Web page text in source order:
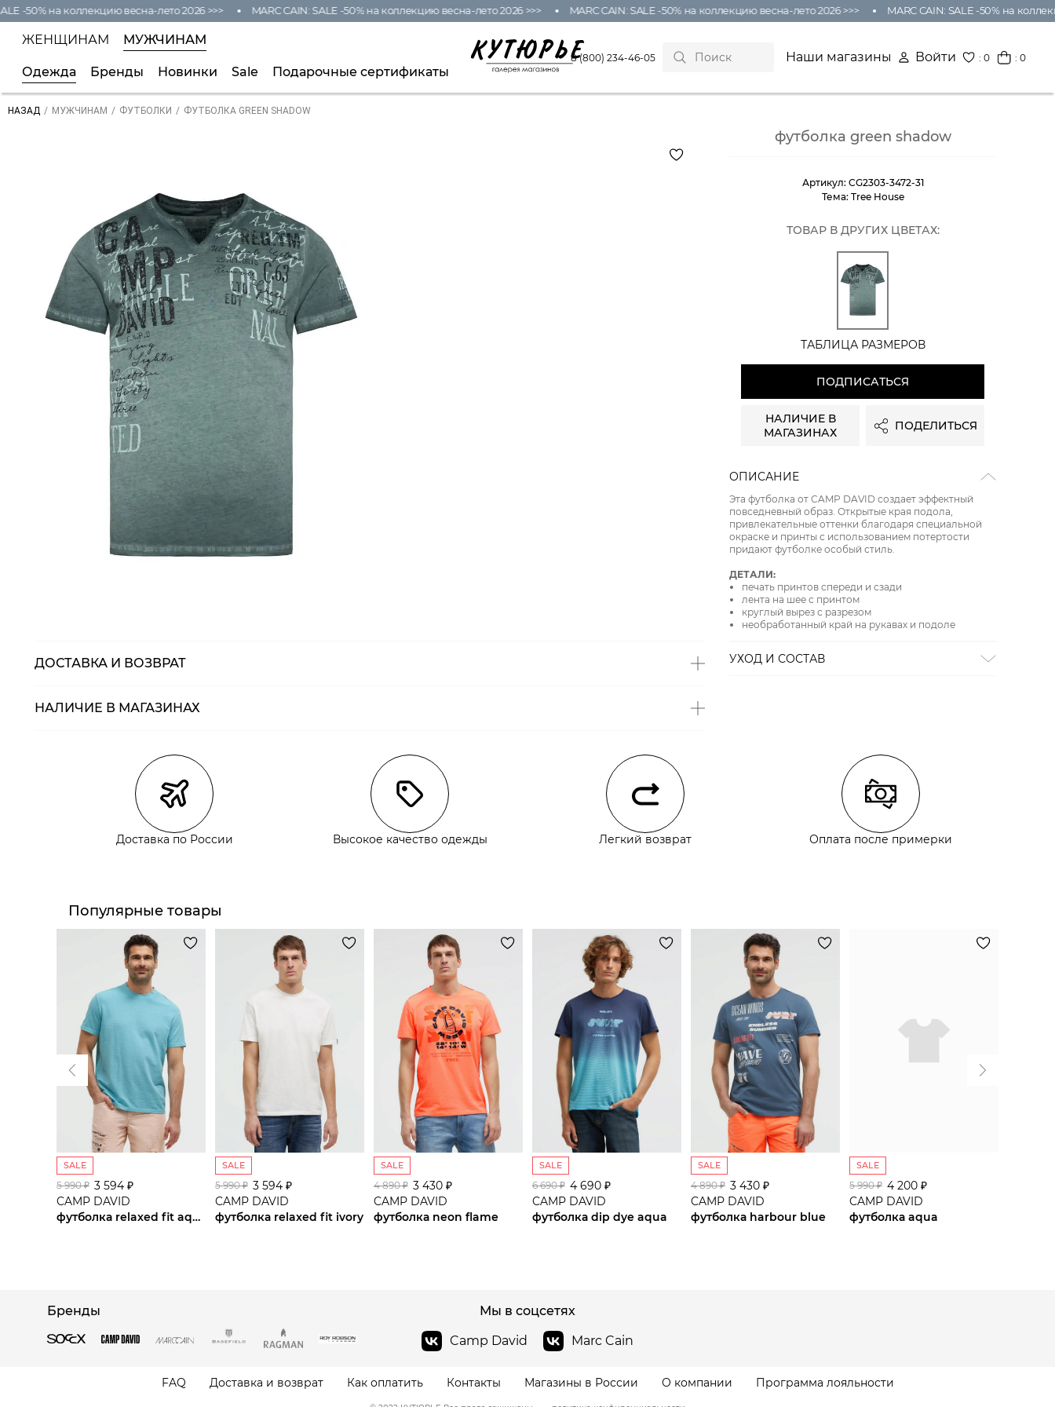
-50% на коллекцию весна-лето 2026 >>> MARC CAIN: SALE -50% на коллекцию весна-лето 2026 >>> MARC CAIN: SALE -50% на коллекцию весна-лето 2026 >>> MARC CAIN: SALE -50% на
ЖЕНЩИНАМ МУЖЧИНАМ
Одежда Бренды Новинки Sale Подарочные сертификаты
8 (800) 234-46-05 Наши магазины Войти :0 : 0
НАЗАД / МУЖЧИНАМ / ФУТБОЛКИ / ФУТБОЛКА GREEN SHADOW
ДОСТАВКА И ВОЗВРАТ
Курьерская доставка СДЭК
Самовывоз из пункта выдачи СДЭК
Самовывоз из наших магазинов
сайте СДЭК
НАЛИЧИЕ В МАГАЗИНАХ
футболка green shadow
Артикул: CG2303-3472-31
Тема: Tree House
ТОВАР В ДРУГИХ ЦВЕТАХ:
ТАБЛИЦА РАЗМЕРОВ
ПОДПИСАТЬСЯ
НАЛИЧИЕ В
МАГАЗИНАХ
ПОДЕЛИТЬСЯ
ОПИСАНИЕ
Эта футболка от CAMP DAVID создает эффектный
повседневный образ. Открытые края подола,
привлекательные оттенки благодаря специальной
окраске и принты с использованием потертости
придают футболке особый стиль.
ДЕТАЛИ:
печать принтов спереди и сзади
лента на шее с принтом
круглый вырез с разрезом
необработанный край на рукавах и подоле
УХОД И СОСТАВ
Доставка по России Высокое качество одежды Легкий возврат Оплата после примерки
Популярные товары
SALE
5 990 ₽ 3 594 ₽
CAMP DAVID
футболка relaxed fit aqua
SALE
5 990 ₽ 3 594 ₽
CAMP DAVID
футболка relaxed fit ivory
SALE
4 890 ₽ 3 430 ₽
CAMP DAVID
футболка neon flame
SALE
6 690 ₽ 4 690 ₽
CAMP DAVID
футболка dip dye aqua
SALE
4 890 ₽ 3 430 ₽
CAMP DAVID
футболка harbour blue
SALE
5 990 ₽ 4 200 ₽
CAMP DAVID
футболка aqua
Бренды
Мы в соцсетях
Camp David
Marc Cain
FAQ Доставка и возврат Как оплатить Контакты Магазины в России О компании Программа лояльности